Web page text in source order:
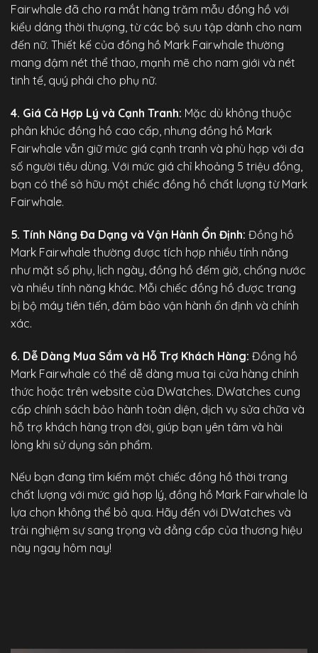
Fairwhale đã cho ra mắt hàng trăm mẫu đồng hồ với
kiểu dáng thời thượng, từ các bộ sưu tập dành cho nam
đến nữ. Thiết kế của đồng hồ Mark Fairwhale thường
mang đậm nét thể thao, mạnh mẽ cho nam giới và nét
tinh tế, quý phái cho phụ nữ.
4. Giá Cả Hợp Lý và Cạnh Tranh: Mặc dù không thuộc
phân khúc đồng hồ cao cấp, nhưng đồng hồ Mark
Fairwhale vẫn giữ mức giá cạnh tranh và phù hợp với đa
số người tiêu dùng. Với mức giá chỉ khoảng 5 triệu đồng,
bạn có thể sở hữu một chiếc đồng hồ chất lượng từ Mark
Fairwhale.
5. Tính Năng Đa Dạng và Vận Hành Ổn Định: Đồng hồ
Mark Fairwhale thường được tích hợp nhiều tính năng
như mặt số phụ, lịch ngày, đồng hồ đếm giờ, chống nước
và nhiều tính năng khác. Mỗi chiếc đồng hồ được trang
bị bộ máy tiên tiến, đảm bảo vận hành ổn định và chính
xác.
6. Dễ Dàng Mua Sắm và Hỗ Trợ Khách Hàng: Đồng hồ
Mark Fairwhale có thể dễ dàng mua tại cửa hàng chính
thức hoặc trên website của DWatches. DWatches cung
cấp chính sách bảo hành toàn diện, dịch vụ sửa chữa và
hỗ trợ khách hàng trọn đời, giúp bạn yên tâm và hài
lòng khi sử dụng sản phẩm.
Nếu bạn đang tìm kiếm một chiếc đồng hồ thời trang
chất lượng với mức giá hợp lý, đồng hồ Mark Fairwhale là
lựa chọn không thể bỏ qua. Hãy đến với DWatches và
trải nghiệm sự sang trọng và đẳng cấp của thương hiệu
này ngay hôm nay!